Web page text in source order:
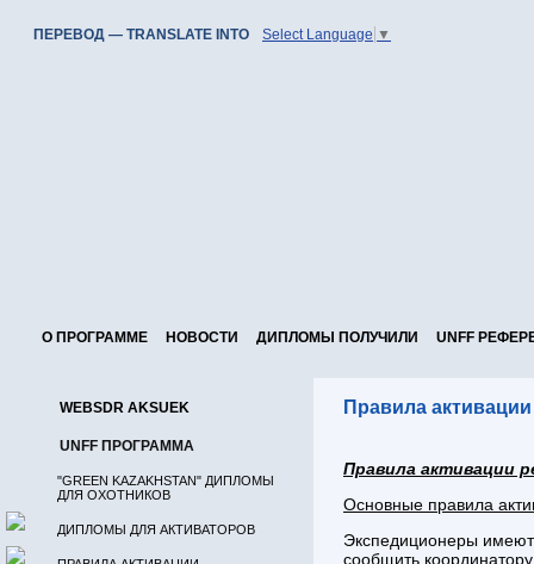
ПЕРЕВОД — TRANSLATE INTO Select Language ▼
О ПРОГРАММЕ НОВОСТИ ДИПЛОМЫ ПОЛУЧИЛИ UNFF
WEBSDR AKSUEK
UNFF ПРОГРАММА
"GREEN KAZAKHSTAN" ДИПЛОМЫ
ДЛЯ ОХОТНИКОВ
ДИПЛОМЫ ДЛЯ АКТИВАТОРОВ
Правила
Правила активации
Основные правила
Экспедиционеры имеют
сообщить